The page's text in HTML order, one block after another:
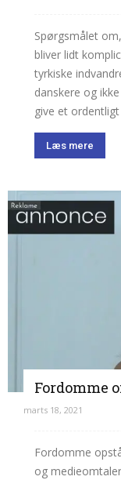
Spørgsmålet
bliver lidt
tyrkiske
danskere og
give et
Læs mere
Fordomme
marts 18, 2021
Fordomme
og